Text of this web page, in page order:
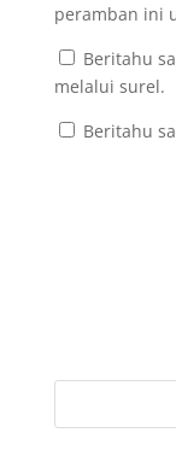
peramban ini
Beritahu
melalui surel.
Beritahu